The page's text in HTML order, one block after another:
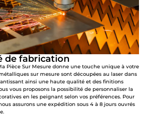
de fabrication
Pièce Sur Mesure donne une touche unique à votre
sur mesure sont découpées au laser dans
ainsi une haute qualité et des finitions
vous proposons la possibilité de personnaliser la
en les peignant selon vos préférences. Pour
assurons une expédition sous 4 à 8 jours ouvrés